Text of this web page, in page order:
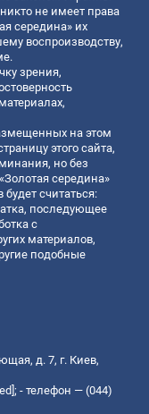
не имеет права
середина» их
воспроизводству,
зрения,
на этом
этого сайта,
но без
середина»
считаться:
последующее
с
материалов,
подобные
д. 7, г. Киев,
; - телефон — (044)